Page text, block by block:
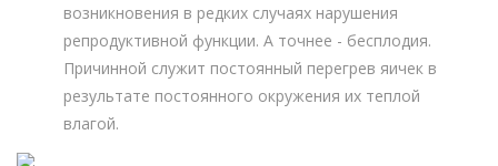
возникновения в редких случаях нарушения
репродуктивной функции. А точнее - бесплодия.
Причинной служит постоянный перегрев яичек в
результате постоянного окружения их теплой
влагой.